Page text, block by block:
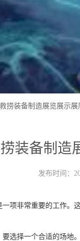
捞装备制造展览展示展
装备制造
发布时间：
项非常重要的工作
选择一个合适的场